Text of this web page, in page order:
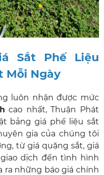
Sắt Phế Liệu
Mỗi Ngày
luôn nhận được mức
cao nhất, Thuận Phát
bảng giá phế liệu sắt
gia của chúng tôi
từ giá quặng sắt, giá
dịch đến tình hình
ra những báo giá chính